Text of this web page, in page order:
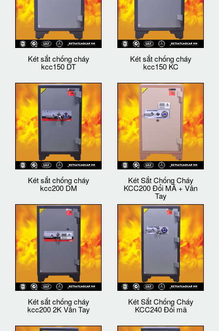
Két sắt chống cháy
kcc150 DT
Két sắt chống cháy
kcc150 KC
Két sắt chống cháy
kcc200 DM
Két Sắt Chống Cháy
KCC200 Đổi MÃ + Vân
Tay
Két sắt chống cháy
kcc200 2K Vân Tay
Két Sắt Chống Cháy
KCC240 Đổi mã